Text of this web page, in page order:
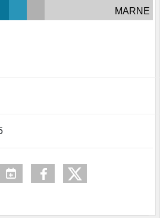
MARNE